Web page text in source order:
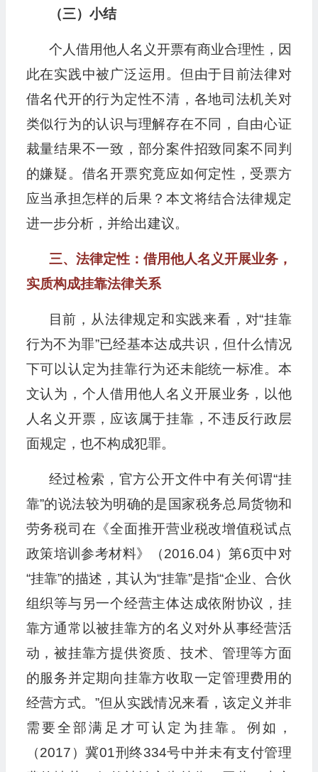
（三）小结
个人借用他人名义开票有商业合理性，因
此在实践中被广泛运用。但由于目前法律对
借名代开的行为定性不清，各地司法机关对
类似行为的认识与理解存在不同，自由心证
裁量结果不一致，部分案件招致同案不同判
的嫌疑。借名开票究竟应如何定性，受票方
应当承担怎样的后果？本文将结合法律规定
进一步分析，并给出建议。
三、法律定性：借用他人名义开展业务，
实质构成挂靠法律关系
目前，从法律规定和实践来看，对“挂靠
行为不为罪”已经基本达成共识，但什么情况
下可以认定为挂靠行为还未能统一标准。本
文认为，个人借用他人名义开展业务，以他
人名义开票，应该属于挂靠，不违反行政层
面规定，也不构成犯罪。
经过检索，官方公开文件中有关何谓“挂
靠”的说法较为明确的是国家税务总局货物和
劳务税司在《全面推开营业税改增值税试点
政策培训参考材料》（2016.04）第6页中对
“挂靠”的描述，其认为“挂靠”是指“企业、合伙
组织等与另一个经营主体达成依附协议，挂
靠方通常以被挂靠方的名义对外从事经营活
动，被挂靠方提供资质、技术、管理等方面
的服务并定期向挂靠方收取一定管理费用的
经营方式。”但从实践情况来看，该定义并非
需要全部满足才可认定为挂靠。例如，
（2017）冀01刑终334号中并未有支付管理